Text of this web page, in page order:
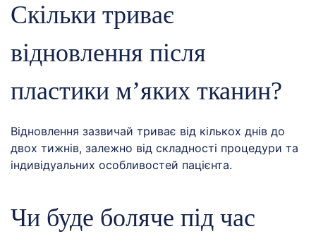
Скільки триває
відновлення після
пластики м’яких тканин?
Відновлення зазвичай триває від кількох днів до
двох тижнів, залежно від складності процедури та
індивідуальних особливостей пацієнта.
Чи буде боляче під час